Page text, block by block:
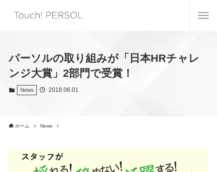
パーソルの取り組みが「日本HRチャレ
ンジ大賞」2部門で受賞！
News 2018.06.01
ホーム News